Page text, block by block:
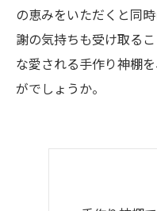
の恵みをいただくと同
謝の気持ちも受け取る
な愛される手作り神棚
がでしょうか。